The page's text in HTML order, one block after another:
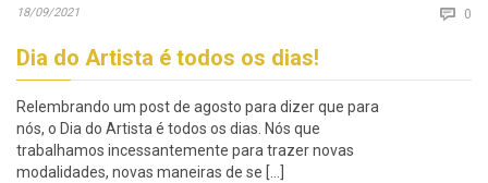
18/09/2021  0
Dia do Artista é todos os dias!
Relembrando um post de agosto para dizer que para
nós, o Dia do Artista é todos os dias. Nós que
trabalhamos incessantemente para trazer novas
modalidades, novas maneiras de se […]